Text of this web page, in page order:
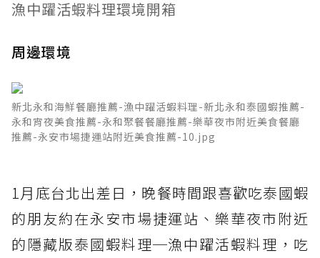
漁中躍活蝦料理環境開箱
周邊環境
新北永和海鮮餐廳推薦-漁中躍活蝦料理-新北永和泰國蝦推薦-
永和宵夜美食推薦-永和聚餐餐廳推薦-樂華夜市附近美食餐廳
推薦-永安市場捷運站附近美食推薦-10.jpg
1月底台北出差日，晚餐時間跟喜歡吃泰國蝦
的朋友約在永安市場捷運站、樂華夜市附近
的隱藏版泰國蝦料理─漁中躍活蝦料理，吃